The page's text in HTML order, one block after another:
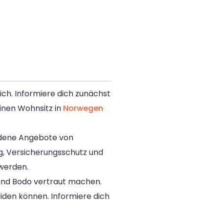
Informiere dich zunächst
Wohnsitz in Norwegen
Angebote von
Versicherungsschutz und
Bodo vertraut machen.
können. Informiere dich